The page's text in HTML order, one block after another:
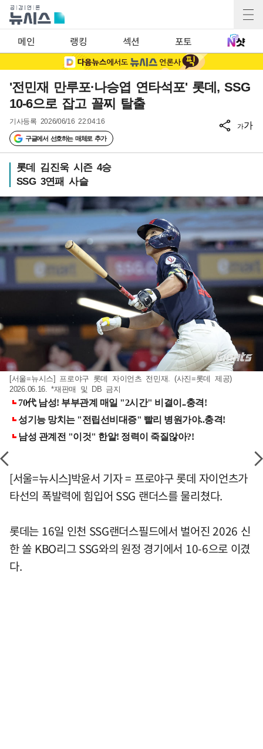
메인 랭킹 섹션 포토
'전민재 만루포·나승엽 연타석포' 롯데, SSG
10-6으로 잡고 꼴찌 탈출
기사등록 2026/06/16 22:04:16
구글에서 선호하는 매체로 추가
가가
롯데 김진욱 시즌 4승
SSG 3연패 사슬
[서울=뉴시스] 프로야구 롯데 자이언츠 전민재. (사진=롯데 제공)
2026.06.16. *재판매 및 DB 금지
[서울=뉴시스]박윤서 기자 = 프로야구 롯데 자이언츠가
타선의 폭발력에 힘입어 SSG 랜더스를 물리쳤다.
롯데는 16일 인천 SSG랜더스필드에서 벌어진 2026 신
한 쏠 KBO리그 SSG와의 원정 경기에서 10-6으로 이겼
다.